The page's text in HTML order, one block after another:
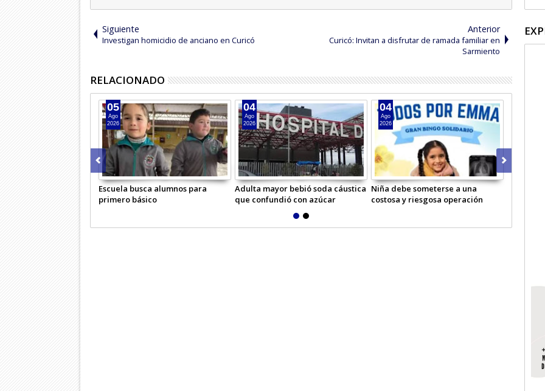
Siguiente
Investigan homicidio de anciano en Curicó
Anterior
Curicó: Invitan a disfrutar de ramada familiar en
Sarmiento
RELACIONADO
Escuela busca alumnos para
primero básico
05
Ago
2026
Adulta mayor bebió soda cáustica
que confundió con azúcar
04
Ago
2026
Niña debe someterse a una
costosa y riesgosa operación
04
Ago
2026
por